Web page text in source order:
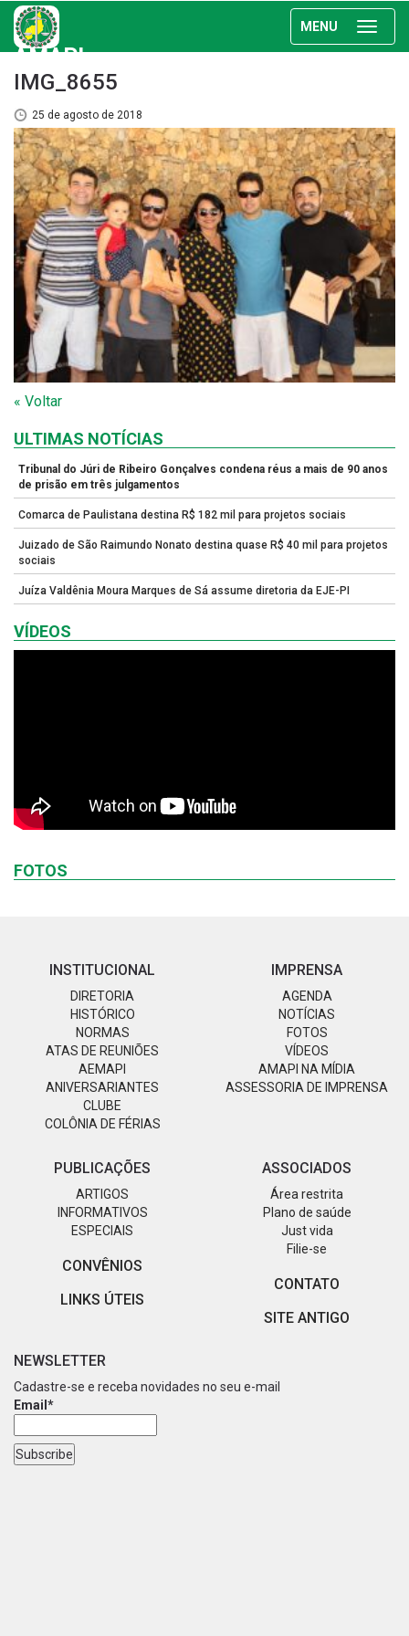
MENU
AMAPI
IMG_8655
25 de agosto de 2018
« Voltar
ULTIMAS NOTÍCIAS
Tribunal do Júri de Ribeiro Gonçalves condena réus a mais de 90 anos
de prisão em três julgamentos
Comarca de Paulistana destina R$ 182 mil para projetos sociais
Juizado de São Raimundo Nonato destina quase R$ 40 mil para projetos
sociais
Juíza Valdênia Moura Marques de Sá assume diretoria da EJE-PI
VÍDEOS
FOTOS
INSTITUCIONAL
DIRETORIA
HISTÓRICO
NORMAS
ATAS DE REUNIÕES
AEMAPI
ANIVERSARIANTES
CLUBE
COLÔNIA DE FÉRIAS
IMPRENSA
AGENDA
NOTÍCIAS
FOTOS
VÍDEOS
AMAPI NA MÍDIA
ASSESSORIA DE IMPRENSA
PUBLICAÇÕES
ARTIGOS
INFORMATIVOS
ESPECIAIS
CONVÊNIOS
LINKS ÚTEIS
ASSOCIADOS
Área restrita
Plano de saúde
Just vida
Filie-se
CONTATO
SITE ANTIGO
NEWSLETTER
Cadastre-se e receba novidades no seu e-mail
Email*